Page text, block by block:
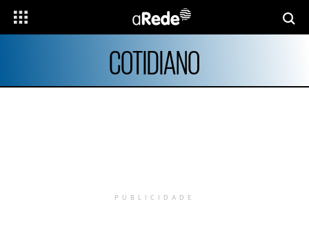
COTIDIANO
PUBLICIDADE